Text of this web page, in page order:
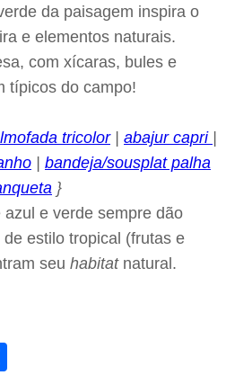
da paisagem inspira o
e elementos naturais.
com xícaras, bules e
típicos do campo!
tricolor| abajur capri
bandeja/sousplat palha
}
e verde sempre dão
estilo tropical (frutas e
seu habitat natural.